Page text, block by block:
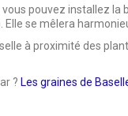
vous pouvez installez la
se mêlera
à proximité des
? Les graines de